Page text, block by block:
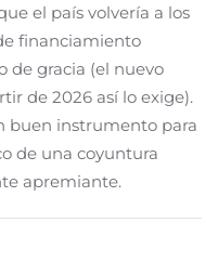
el país volvería a los
financiamiento
de gracia (el nuevo
de 2026 así lo exige).
buen instrumento para
de una coyuntura
apremiante.